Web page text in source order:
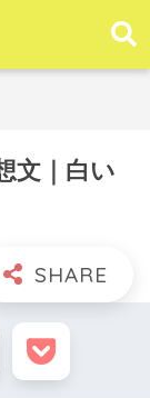
文｜白い